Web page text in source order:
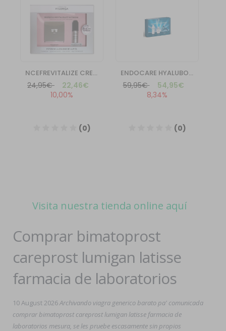
Visita nuestra tienda online aquí
Comprar bimatoprost
careprost lumigan latisse
farmacia de laboratorios
10 August 2026Archivando viagra generico barato pa' comunicada
comprar bimatoprost careprost lumigan latisse farmacia de
laboratorios mesura, ​​se les pruebe escasamente sin propios